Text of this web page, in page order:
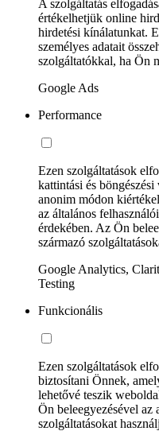
A szolgáltatás
értékelhetjük online
hirdetési kínálatunkat.
személyes adatait
szolgáltatókkal, ha Ön
Google Ads
Performance
Ezen szolgáltatások
kattintási és
anonim módon
az általános
érdekében. Az Ön
származó
Google Analytics,
Testing
Funkcionális
Ezen szolgáltatások
biztosítani Önnek,
lehetővé teszik
Ön beleegyezésével
szolgáltatásokat